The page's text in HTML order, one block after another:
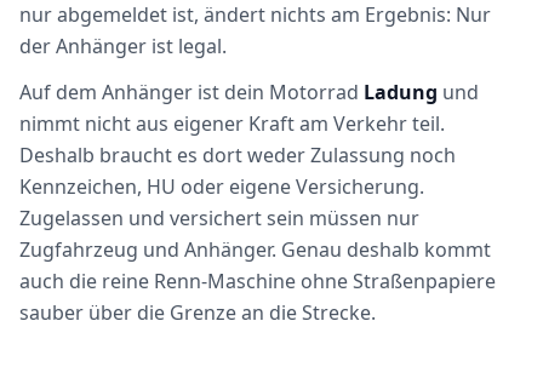
nur abgemeldet ist, ändert nichts am Ergebnis: Nur
der Anhänger ist legal.
Auf dem Anhänger ist dein Motorrad Ladung und
nimmt nicht aus eigener Kraft am Verkehr teil.
Deshalb braucht es dort weder Zulassung noch
Kennzeichen, HU oder eigene Versicherung.
Zugelassen und versichert sein müssen nur
Zugfahrzeug und Anhänger. Genau deshalb kommt
auch die reine Renn-Maschine ohne Straßenpapiere
sauber über die Grenze an die Strecke.